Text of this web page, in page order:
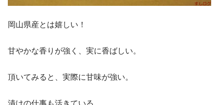
岡山県産とは嬉しい！
甘やかな香りが強く、実に香ばしい。
頂いてみると、実際に甘味が強い。
漬けの仕事も活きている。